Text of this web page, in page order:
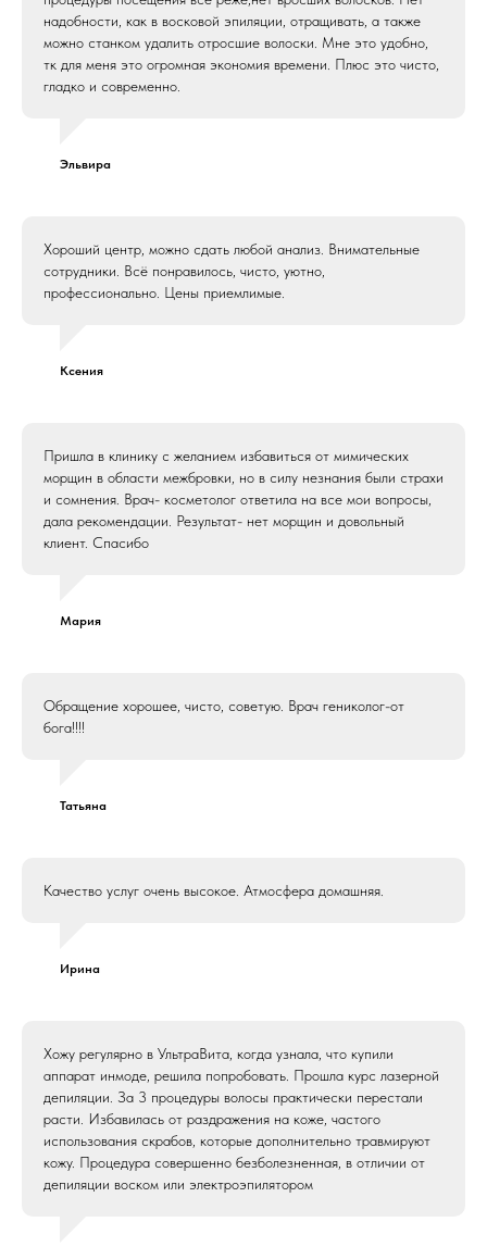
надобности, как в восковой эпиляции, отращивать, а также
можно станком удалить отросшие волоски. Мне это удобно,
тк для меня это огромная экономия времени. Плюс это чисто,
гладко и современно.
Эльвира
Хороший центр, можно сдать любой анализ. Внимательные
сотрудники. Всё понравилось, чисто, уютно,
профессионально. Цены приемлимые.
Ксения
Пришла в клинику с желанием избавиться от мимических
морщин в области межбровки, но в силу незнания были страхи
и сомнения. Врач- косметолог ответила на все мои вопросы,
дала рекомендации. Результат- нет морщин и довольный
клиент. Спасибо
Мария
Обращение хорошее, чисто, советую. Врач гениколог-от
бога!!!!
Татьяна
Качество услуг очень высокое. Атмосфера домашняя.
Ирина
Xожу регулярно в УльтраВита, когда узнала, что купили
аппарат инмоде, решила попробовать. Прошла курс лазерной
депиляции. За 3 процедуры волосы практически перестали
расти. Избавилась от раздражения на коже, частого
использования скрабов, которые дополнительно травмируют
кожу. Процедура совершенно безболезненная, в отличии от
депиляции воском или электроэпилятором